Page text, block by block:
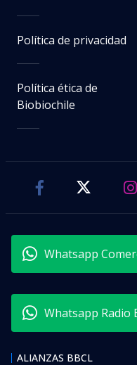
Política de privacidad
Política ética de
Biobiochile
Whatsapp
Whatsapp Radio
ALIANZAS BBCL